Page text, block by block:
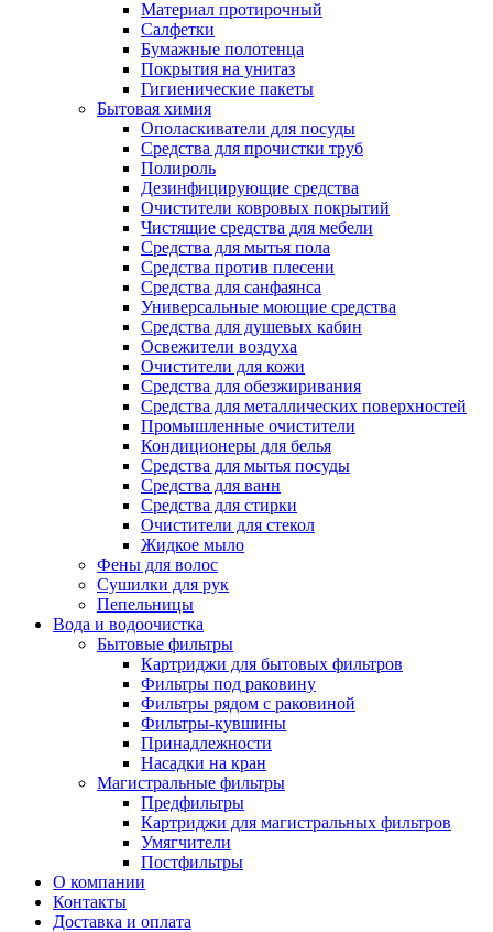
Материал протирочный
Салфетки
Бумажные полотенца
Покрытия на унитаз
Гигиенические пакеты
Бытовая химия
Ополаскиватели для посуды
Средства для прочистки труб
Полироль
Дезинфицирующие средства
Очистители ковровых покрытий
Чистящие средства для мебели
Средства для мытья пола
Средства против плесени
Средства для санфаянса
Универсальные моющие средства
Средства для душевых кабин
Освежители воздуха
Очистители для кожи
Средства для обезжиривания
Средства для металлических поверхностей
Промышленные очистители
Кондиционеры для белья
Средства для мытья посуды
Средства для ванн
Средства для стирки
Очистители для стекол
Жидкое мыло
Фены для волос
Сушилки для рук
Пепельницы
Вода и водоочистка
Бытовые фильтры
Картриджи для бытовых фильтров
Фильтры под раковину
Фильтры рядом с раковиной
Фильтры-кувшины
Принадлежности
Насадки на кран
Магистральные фильтры
Предфильтры
Картриджи для магистральных фильтров
Умягчители
Постфильтры
О компании
Контакты
Доставка и оплата